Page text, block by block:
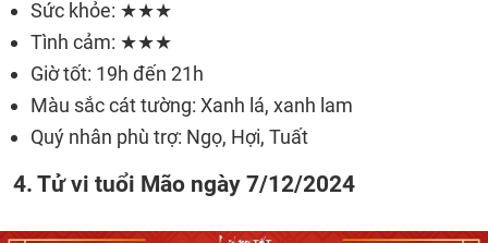
Sức khỏe: ★★★
Tình cảm: ★★★
Giờ tốt: 19h đến 21h
Màu sắc cát tường: Xanh lá, xanh lam
Quý nhân phù trợ: Ngọ, Hợi, Tuất
4. Tử vi tuổi Mão ngày 7/12/2024